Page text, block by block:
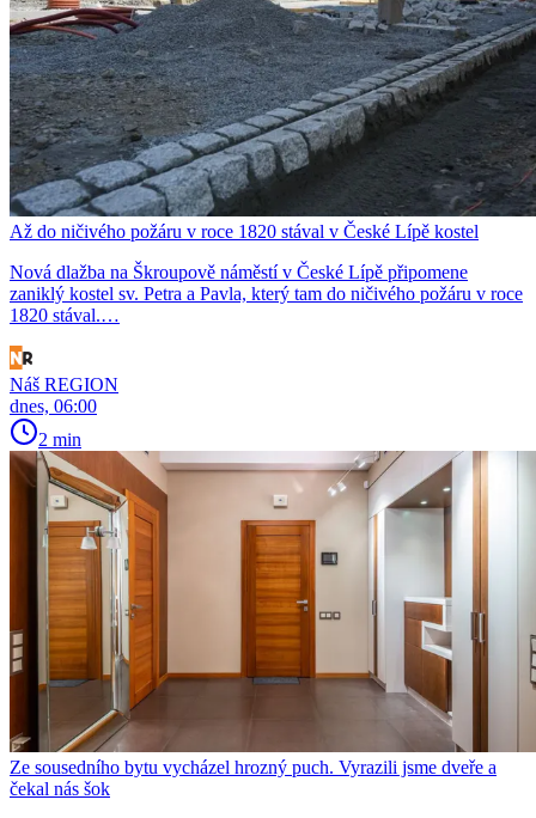
Až do ničivého požáru v roce 1820 stával v České Lípě kostel
Nová dlažba na Škroupově náměstí v České Lípě připomene
zaniklý kostel sv. Petra a Pavla, který tam do ničivého požáru v roce
1820 stával.…
Náš REGION
dnes, 06:00
2 min
Ze sousedního bytu vycházel hrozný puch. Vyrazili jsme dveře a
čekal nás šok